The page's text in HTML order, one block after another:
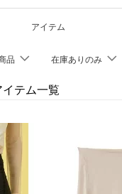
アイテム
品 在庫ありのみ
イテム一覧